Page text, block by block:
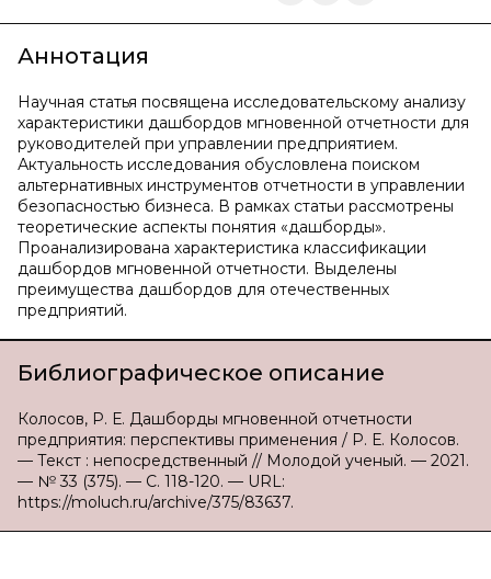
Аннотация
Научная статья посвящена исследовательскому анализу
характеристики дашбордов мгновенной отчетности для
руководителей при управлении предприятием.
Актуальность исследования обусловлена поиском
альтернативных инструментов отчетности в управлении
безопасностью бизнеса. В рамках статьи рассмотрены
теоретические аспекты понятия «дашборды».
Проанализирована характеристика классификации
дашбордов мгновенной отчетности. Выделены
преимущества дашбордов для отечественных
предприятий.
Библиографическое описание
Колосов, Р. Е. Дашборды мгновенной отчетности
предприятия: перспективы применения / Р. Е. Колосов.
— Текст : непосредственный // Молодой ученый. — 2021.
— № 33 (375). — С. 118-120. — URL:
https://moluch.ru/archive/375/83637.